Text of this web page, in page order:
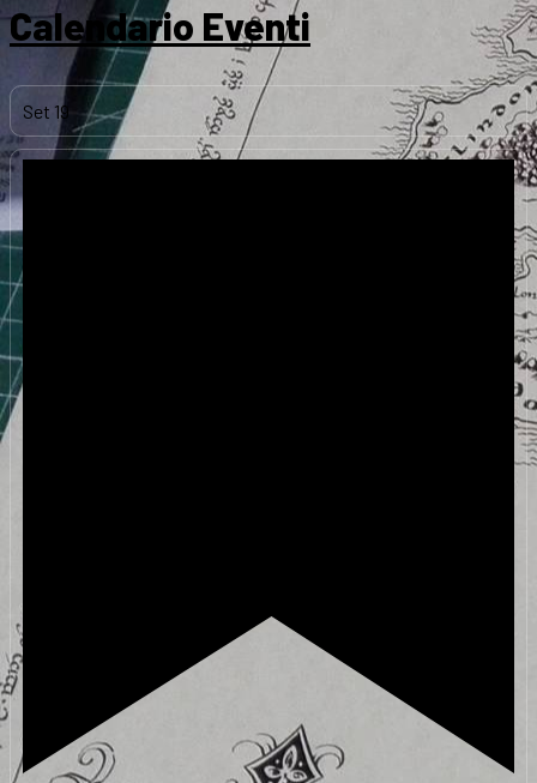
Calendario Eventi
Set 19